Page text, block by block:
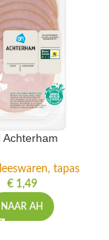
Achterham
tapas
€1,49
NAAR AH